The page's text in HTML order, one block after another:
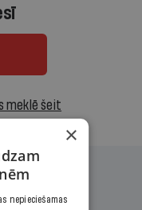
meklē šeit
×
nepieciešamas